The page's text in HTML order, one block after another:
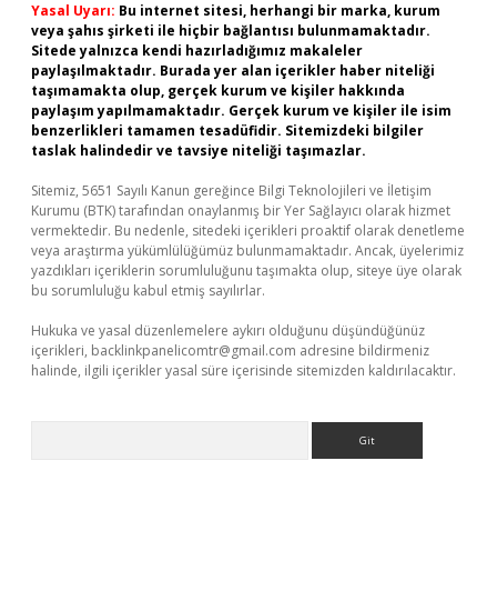
Yasal Uyarı: Bu internet sitesi, herhangi bir marka, kurum
veya şahıs şirketi ile hiçbir bağlantısı bulunmamaktadır.
Sitede yalnızca kendi hazırladığımız makaleler
paylaşılmaktadır. Burada yer alan içerikler haber niteliği
taşımamakta olup, gerçek kurum ve kişiler hakkında
paylaşım yapılmamaktadır. Gerçek kurum ve kişiler ile isim
benzerlikleri tamamen tesadüfidir. Sitemizdeki bilgiler
taslak halindedir ve tavsiye niteliği taşımazlar.
Sitemiz, 5651 Sayılı Kanun gereğince Bilgi Teknolojileri ve İletişim
Kurumu (BTK) tarafından onaylanmış bir Yer Sağlayıcı olarak hizmet
vermektedir. Bu nedenle, sitedeki içerikleri proaktif olarak denetleme
veya araştırma yükümlülüğümüz bulunmamaktadır. Ancak, üyelerimiz
yazdıkları içeriklerin sorumluluğunu taşımakta olup, siteye üye olarak
bu sorumluluğu kabul etmiş sayılırlar.
Hukuka ve yasal düzenlemelere aykırı olduğunu düşündüğünüz
içerikleri, backlinkpanelicomtr@gmail.com adresine bildirmeniz
halinde, ilgili içerikler yasal süre içerisinde sitemizden kaldırılacaktır.